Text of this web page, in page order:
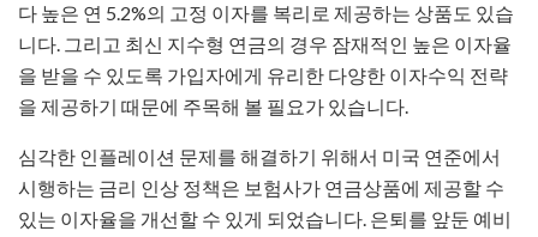
다 높은 연 5.2%의 고정 이자를 복리로 제공하는 상품도 있습
니다. 그리고 최신 지수형 연금의 경우 잠재적인 높은 이자율
을 받을 수 있도록 가입자에게 유리한 다양한 이자수익 전략
을 제공하기 때문에 주목해 볼 필요가 있습니다.
심각한 인플레이션 문제를 해결하기 위해서 미국 연준에서
시행하는 금리 인상 정책은 보험사가 연금상품에 제공할 수
있는 이자율을 개선할 수 있게 되었습니다. 은퇴를 앞둔 예비